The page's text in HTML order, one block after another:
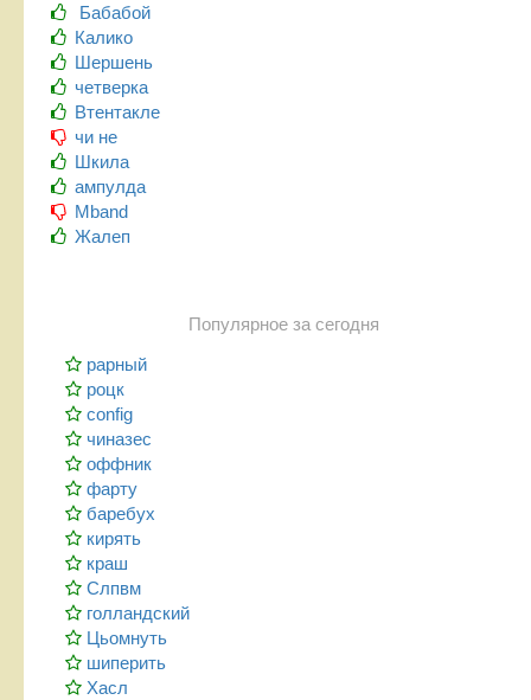
Бабабой
Калико
Шершень
четверка
Втентакле
чи не
Шкила
ампулда
Mband
Жалеп
Популярное за сегодня
рарный
роцк
config
чиназес
оффник
фарту
баребух
кирять
краш
Слпвм
голландский
Цьомнуть
шиперить
Хасл